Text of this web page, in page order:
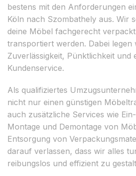
bestens mit den Anforderungen
Köln nach Szombathely aus. Wir
deine Möbel fachgerecht
transportiert werden. Dabei
Zuverlässigkeit, Pünktlichkeit und
Kundenservice.
Als qualifiziertes
nicht nur einen günstigen
auch zusätzliche Services wie
Montage und Demontage von
Entsorgung von
darauf verlassen, dass wir alles
reibungslos und effizient zu